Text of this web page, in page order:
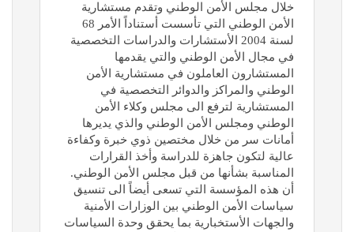
خلال مجلس الأمن الوطني وتقدم مستشارية
الأمن الوطني التي تأسست أستناداً الأمر 68
لسنة 2004 الأستشارات والدراسات التخصصية
في مجال الأمن الوطني والتي يقدمها
المستشارون العاملون في مستشارية الأمن
الوطني والمراكز والدوائر التخصصية في
المستشارية لترفع الى مجلس وكلاء الأمن
الوطني ومجلس الأمن الوطني والذي يديرها
أمانات سر من خلال مختصين ذوي خبرة وكفاءة
عالية لتكون جاهزة للدراسة وأخذ القرارات
المناسبة بشأنها من قبل مجلس الأمن الوطني.
أن هذه المؤسسة التي تسعى أيضاً الى تنسيق
سياسات الأمن الوطني بين الوزارات الأمنية
والجهات الأستخبارية بما يحقق وحدة السياسات